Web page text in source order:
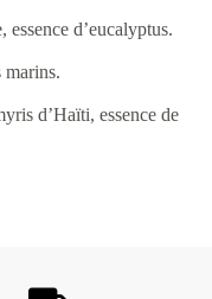
essence d’eucalyptus.
marins.
d’Haïti, essence de